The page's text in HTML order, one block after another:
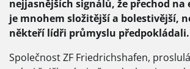
nejjasnějších signálů, že přechod
je mnohem složitější a bolestivější,
někteří lídři průmyslu předpokládali.
Společnost ZF Friedrichshafen,